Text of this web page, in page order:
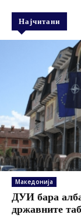
Најчитани
Македонија
ДУИ бара
државните